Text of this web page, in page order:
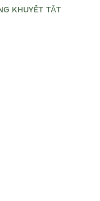
KHUYẾT TẬT